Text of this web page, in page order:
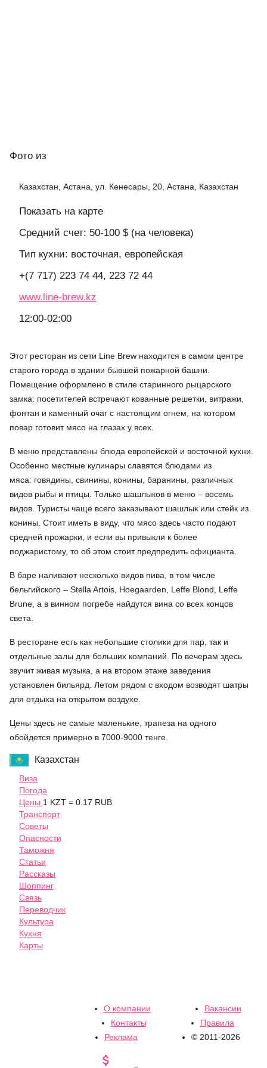
Фото из
Казахстан, Астана, ул. Кенесары, 20, Астана, Казахстан
Показать на карте
Средний счет: 50-100 $ (на человека)
Тип кухни: восточная, европейская
+(7 717) 223 74 44, 223 72 44
www.line-brew.kz
12:00-02:00
Этот ресторан из сети Line Brew находится в самом центре
старого города в здании бывшей пожарной башни.
Помещение оформлено в стиле старинного рыцарского
замка: посетителей встречают кованные решетки, витражи,
фонтан и каменный очаг с настоящим огнем, на котором
повар готовит мясо на глазах у всех.
В меню представлены блюда европейской и восточной кухни.
Особенно местные кулинары славятся блюдами из
мяса: говядины, свинины, конины, баранины, различных
видов рыбы и птицы. Только шашлыков в меню – восемь
видов. Туристы чаще всего заказывают шашлык или стейк из
конины. Стоит иметь в виду, что мясо здесь часто подают
средней прожарки, и если вы привыкли к более
поджаристому, то об этом стоит предпредить официанта.
В баре наливают несколько видов пива, в том числе
бельгийского – Stella Artois, Hoegaarden, Leffe Blond, Leffe
Brune, а в винном погребе найдутся вина со всех концов
света.
В ресторане есть как небольшие столики для пар, так и
отдельные залы для больших компаний. По вечерам здесь
звучит живая музыка, а на втором этаже заведения
установлен бильярд. Летом рядом с входом возводят шатры
для отдыха на открытом воздухе.
Цены здесь не самые маленькие, трапеза на одного
обойдется примерно в 7000-9000 тенге.
Казахстан
Виза
Погода
Цены 1 KZT = 0.17 RUB
Транспорт
Советы
Опасности
Таможня
Статьи
Рассказы
Шоппинг
Связь
Переводчик
Культура
Кухня
Карты
О компании
Вакансии
Контакты
Правила
Реклама
© 2011-2026
